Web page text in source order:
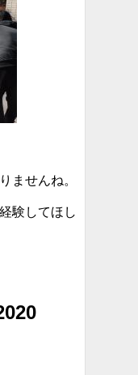
ませんね。
験してほし